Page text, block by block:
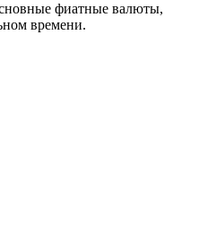
ежедневно
доступ
фиатные валюты,
времени.